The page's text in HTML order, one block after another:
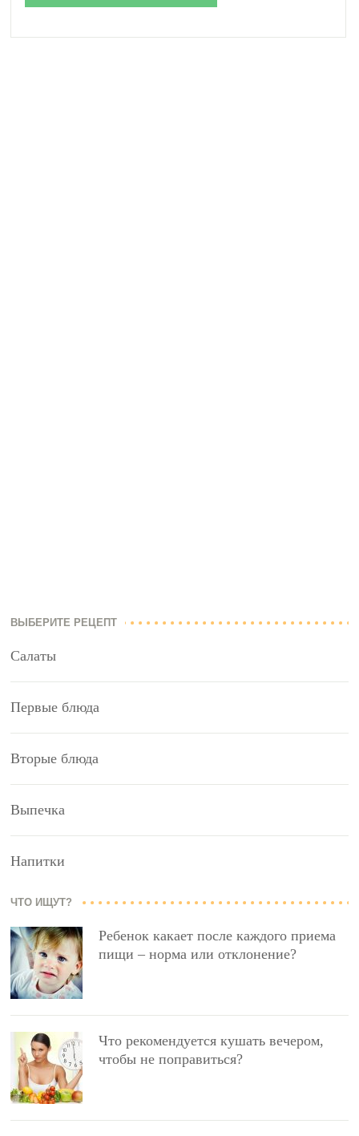
ВЫБЕРИТЕ РЕЦЕПТ
Салаты
Первые блюда
Вторые блюда
Выпечка
Напитки
ЧТО ИЩУТ?
Ребенок какает после каждого приема
пищи – норма или отклонение?
Что рекомендуется кушать вечером,
чтобы не поправиться?